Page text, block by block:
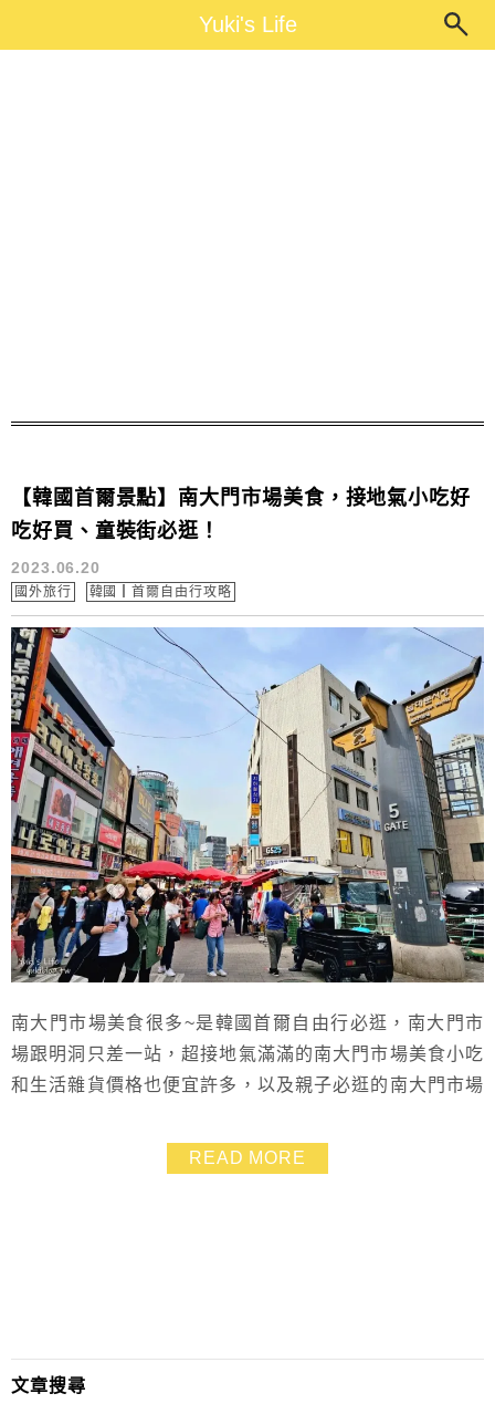
Yuki's LifeYuki's Life
【韓國首爾景點】南大門市場美食，接地氣小吃好
吃好買、童裝街必逛！
2023.06.20
國外旅行 韓國┃首爾自由行攻略
南大門市場美食很多~是韓國首爾自由行必逛，南大門市
場跟明洞只差一站，超接地氣滿滿的南大門市場美食小吃
和生活雜貨價格也便宜許多，以及親子必逛的南大門市場
拍的過程，還有許多必吃美食喔！有興趣的朋友趕緊看下
去，包準妳看了南大門市場介紹立馬就想飛韓國旅遊囉～
READ MORE
文章搜尋